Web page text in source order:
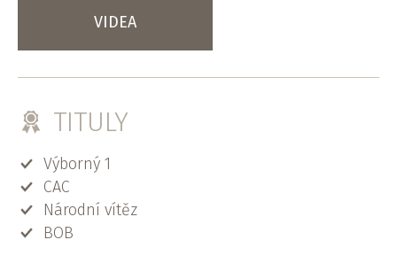
VIDEA
TITULY
Výborný 1
CAC
Národní vítěz
BOB